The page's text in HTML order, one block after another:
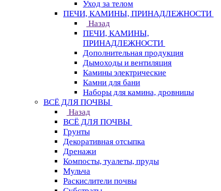
Уход за телом
ПЕЧИ, КАМИНЫ, ПРИНАДЛЕЖНОСТИ
Назад
ПЕЧИ, КАМИНЫ,
ПРИНАДЛЕЖНОСТИ
Дополнительная продукция
Дымоходы и вентиляция
Камины электрические
Камни для бани
Наборы для камина, дровницы
ВСЁ ДЛЯ ПОЧВЫ
Назад
ВСЁ ДЛЯ ПОЧВЫ
Грунты
Декоративная отсыпка
Дренажи
Компосты, туалеты, пруды
Мульча
Раскислители почвы